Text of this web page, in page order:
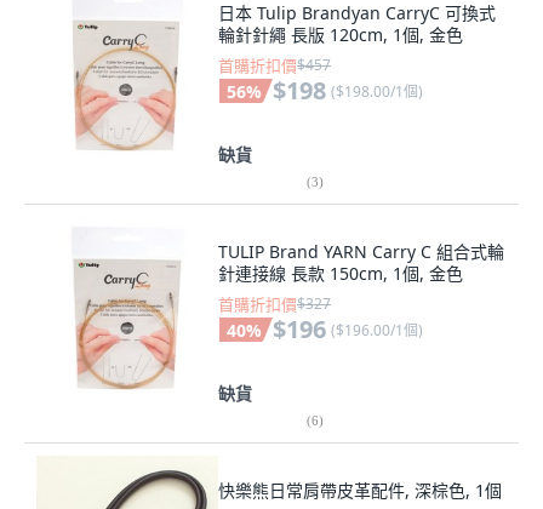
日本 Tulip Brandyan CarryC 可換式
輪針針繩 長版 120cm, 1個, 金色
首購折扣價$457
56% $198 ($198.00/1個)
缺貨
(3)
TULIP Brand YARN Carry C 組合式輪
針連接線 長款 150cm, 1個, 金色
首購折扣價$327
40% $196 ($196.00/1個)
缺貨
(6)
快樂熊日常肩帶皮革配件, 深棕色, 1個